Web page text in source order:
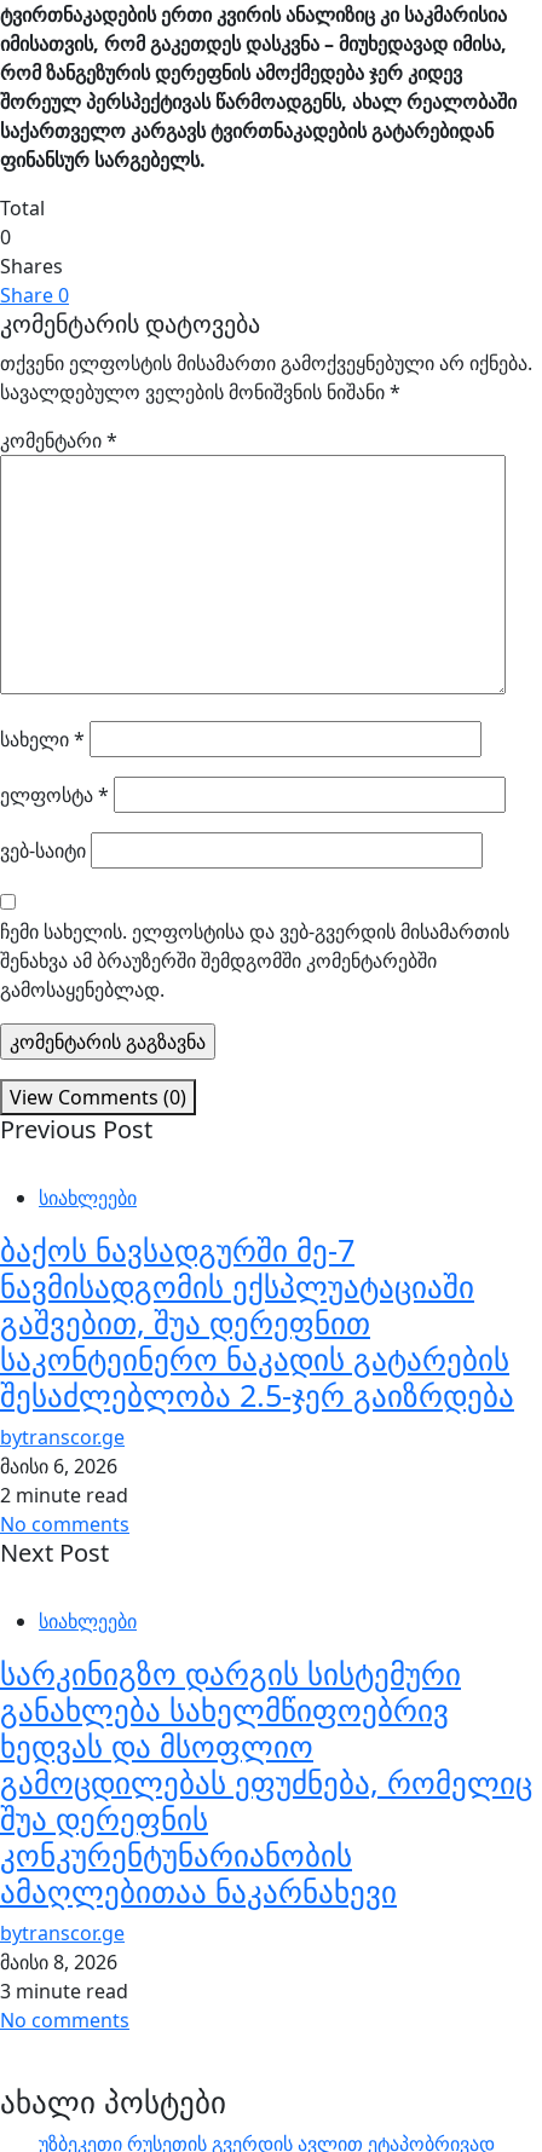
ტვირთნაკადების ერთი კვირის ანალიზიც კი საკმარისია
იმისათვის, რომ გაკეთდეს დასკვნა – მიუხედავად იმისა,
რომ ზანგეზურის დერეფნის ამოქმედება ჯერ კიდევ
შორეულ პერსპექტივას წარმოადგენს, ახალ რეალობაში
საქართველო კარგავს ტვირთნაკადების გატარებიდან
ფინანსურ სარგებელს.
Total
0
Shares
Share0
კომენტარის დატოვება
თქვენი ელფოსტის მისამართი გამოქვეყნებული არ იქნება.
სავალდებულო ველების მონიშვნის ნიშანი*
კომენტარი*
სახელი*
ელფოსტა*
ვებ-საიტი
ჩემი სახელის. ელფოსტისა და ვებ-გვერდის მისამართის
შენახვა ამ ბრაუზერში შემდგომში კომენტარებში
გამოსაყენებლად.
View Comments (0)
Previous Post
სიახლეები
ბაქოს ნავსადგურში მე-7
ნავმისადგომის ექსპლუატაციაში
გაშვებით, შუა დერეფნით
საკონტეინერო ნაკადის გატარების
შესაძლებლობა 2.5-ჯერ გაიზრდება
bytranscor.ge
მაისი 6, 2026
2 minute read
No comments
Next Post
სიახლეები
სარკინიგზო დარგის სისტემური
განახლება სახელმწიფოებრივ
ხედვას და მსოფლიო
გამოცდილებას ეფუძნება, რომელიც
შუა დერეფნის
კონკურენტუნარიანობის
ამაღლებითაა ნაკარნახევი
bytranscor.ge
მაისი 8, 2026
3 minute read
No comments
ახალი პოსტები
უზბეკეთი რუსეთის გვერდის ავლით ეტაპობრივად